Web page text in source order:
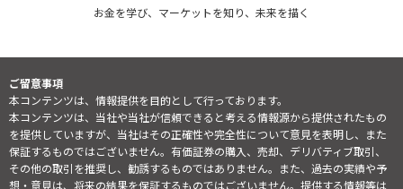
お金を学び、マーケットを知り、未来を描く
ご留意事項
本コンテンツは、情報提供を目的として行っております。
本コンテンツは、当社や当社が信頼できると考える情報源から提供されたもの
を提供していますが、当社はその正確性や完全性について意見を表明し、また
保証するものではございません。有価証券の購入、売却、デリバティブ取引、
その他の取引を推奨し、勧誘するものではありません。また、過去の実績や予